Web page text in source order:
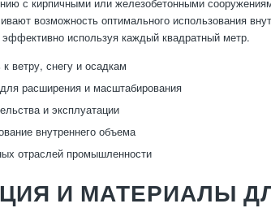
возможность оптимального использования
используя каждый квадратный метр.
ветру, снегу и осадкам
расширения и масштабирования
и эксплуатации
внутреннего объема
отраслей промышленности
И МАТЕРИАЛЫ